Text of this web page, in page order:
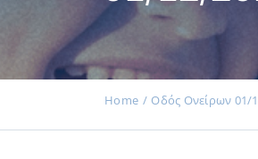
Εκδηλώσεις
Home Οδός Ονείρων 01/